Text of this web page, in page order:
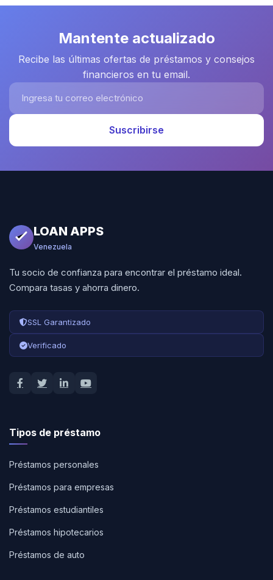
Mantente actualizado
Recibe las últimas ofertas de préstamos y consejos
financieros en tu email.
Ingresa tu correo electrónico
Suscribirse
LOAN APPS
Venezuela
Tu socio de confianza para encontrar el préstamo ideal.
Compara tasas y ahorra dinero.
SSL Garantizado
Verificado
Tipos de préstamo
Préstamos personales
Préstamos para empresas
Préstamos estudiantiles
Préstamos hipotecarios
Préstamos de auto